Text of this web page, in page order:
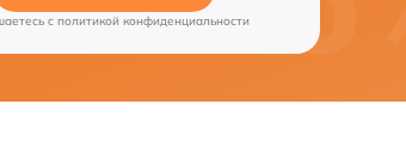
c политикой конфиденциальности